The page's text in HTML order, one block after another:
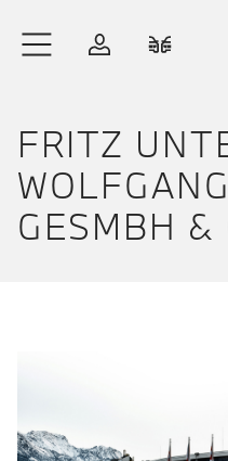
Anmelden
FRITZ
GESMBH &